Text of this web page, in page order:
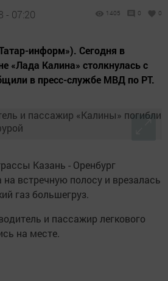
- 07:20 1405 0 0
информ»). Сегодня в
«Лада Калина» столкнулась с
в пресс-службе МВД по РТ.
Казань - Оренбург
встречную полосу и врезалась
газ большегруз.
и пассажир легкового
на месте.